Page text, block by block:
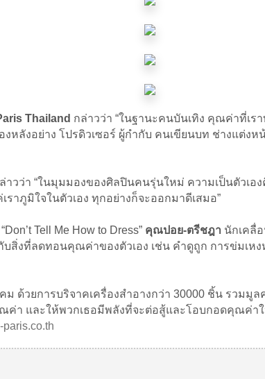
Thailand กล่าวว่า “ในฐานะคนบันเทิง คุณค่าที่เร
ลังอย่าง โปรดิวเซอร์ ผู้กำกับ คนเขียนบท ช่างแต่
ล่าวว่า “ในมุมมองของศิลปินคนรุ่นใหม่ ความเป็นตัว
ราภูมิใจในตัวเอง ทุกอย่างก็จะออกมาดีเสมอ”
Tell Me How to Dress” คุณปอย-ตรีชฎา นักเคลื่
สิ่งที่ลดทอนคุณค่าของตัวเอง เช่น คำดูถูก การข่มเห
ม ด้วยการบริจาคเครื่องสำอางกว่า 30000 ชิ้น รวม
า และให้พวกเธอมีพลังที่จะต่อสู้และโอบกอดคุณค่าใ